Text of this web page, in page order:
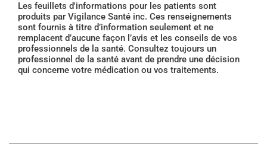
Les feuillets d'informations pour les patients sont
produits par Vigilance Santé inc. Ces renseignements
sont fournis à titre d’information seulement et ne
remplacent d’aucune façon l’avis et les conseils de vos
professionnels de la santé. Consultez toujours un
professionnel de la santé avant de prendre une décision
qui concerne votre médication ou vos traitements.